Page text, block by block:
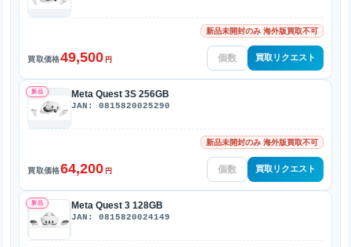
新品未開封のみ 海外版買取不可
買取価格49,500 円 買取リクエスト
新品 Meta Quest 3S 256GB
JAN: 0815820025290
新品未開封のみ 海外版買取不可
買取価格64,200 円 買取リクエスト
新品 Meta Quest 3 128GB
JAN: 0815820024149